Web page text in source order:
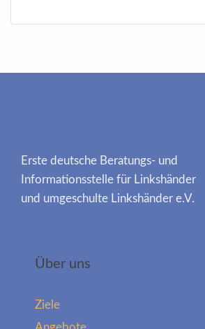
Erste deutsche Beratungs- und
Informationsstelle für Linkshänder
und umgeschulte Linkshänder e.V.
Über uns
Ziele